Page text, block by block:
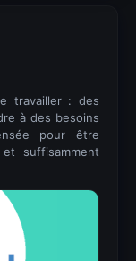
travailler : des
à des besoins
pour être
suffisamment